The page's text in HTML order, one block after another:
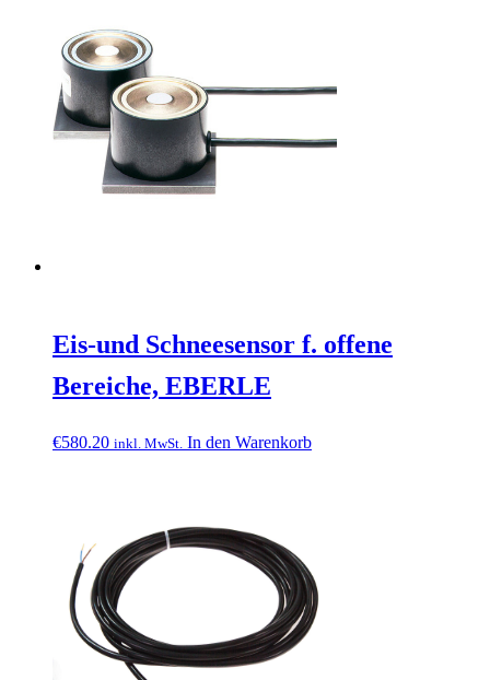
Eis-und Schneesensor f. offene
Bereiche, EBERLE
€580.20 inkl. MwSt. In den Warenkorb